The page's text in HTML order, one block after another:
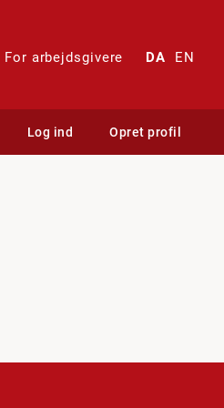
For arbejdsgivere DA EN
Log ind Opret profil